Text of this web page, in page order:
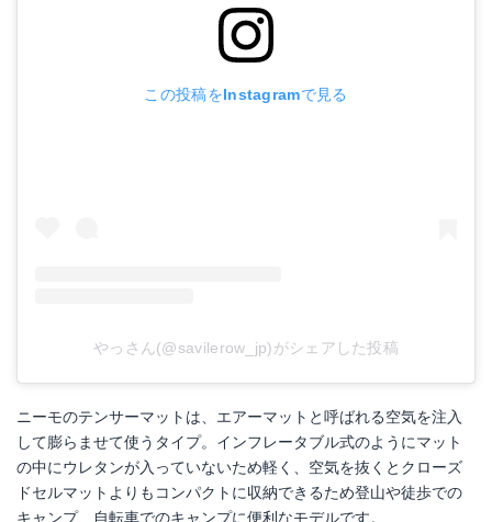
この投稿をInstagramで見る
やっさん(@savilerow_jp)がシェアした投稿
ニーモのテンサーマットは、エアーマットと呼ばれる空気を注入
して膨らませて使うタイプ。インフレータブル式のようにマット
の中にウレタンが入っていないため軽く、空気を抜くとクローズ
ドセルマットよりもコンパクトに収納できるため登山や徒歩での
キャンプ、自転車でのキャンプに便利なモデルです。